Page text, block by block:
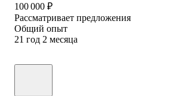
100 000 ₽
Рассматривает предложения
Общий опыт
21 год 2 месяца